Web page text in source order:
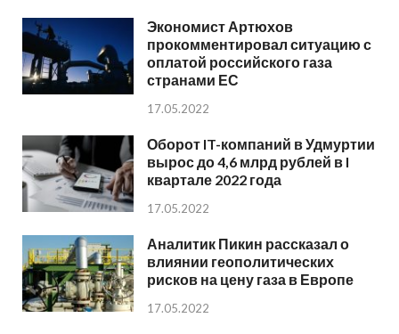
Экономист Артюхов
прокомментировал ситуацию с
оплатой российского газа
странами ЕС
17.05.2022
Оборот IT-компаний в Удмуртии
вырос до 4,6 млрд рублей в I
квартале 2022 года
17.05.2022
Аналитик Пикин рассказал о
влиянии геополитических
рисков на цену газа в Европе
17.05.2022